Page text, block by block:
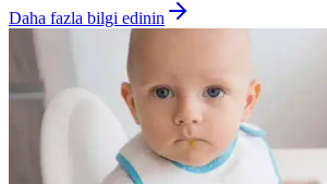
Daha fazla bilgi edinin